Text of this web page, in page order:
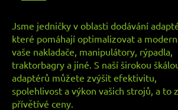
Jsme jedničky v oblasti dodávání
které pomáhají optimalizovat a
vaše nakladače, manipulátory, rýpadla,
traktorbagry a jiné. S naší širokou
adaptérů můžete zvýšit efektivitu,
spolehlivost a výkon vašich strojů, a to
přívětívé ceny.